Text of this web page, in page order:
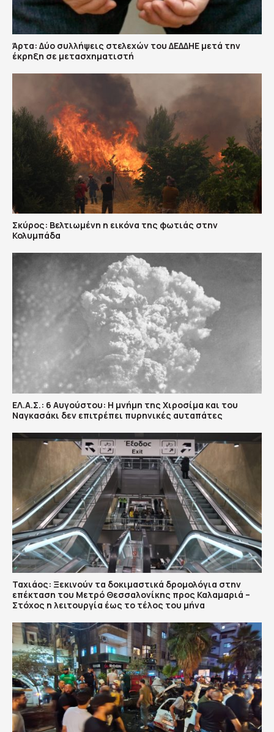
Άρτα: Δύο συλλήψεις στελεχών του ΔΕΔΔΗΕ μετά την
έκρηξη σε μετασχηματιστή
Σκύρος: Βελτιωμένη η εικόνα της φωτιάς στην
Κολυμπάδα
ΕΛ.Α.Σ.: 6 Αυγούστου: Η μνήμη της Χιροσίμα και του
Ναγκασάκι δεν επιτρέπει πυρηνικές αυταπάτες
Ταχιάος: Ξεκινούν τα δοκιμαστικά δρομολόγια στην
επέκταση του Μετρό Θεσσαλονίκης προς Καλαμαριά –
Στόχος η λειτουργία έως το τέλος του μήνα